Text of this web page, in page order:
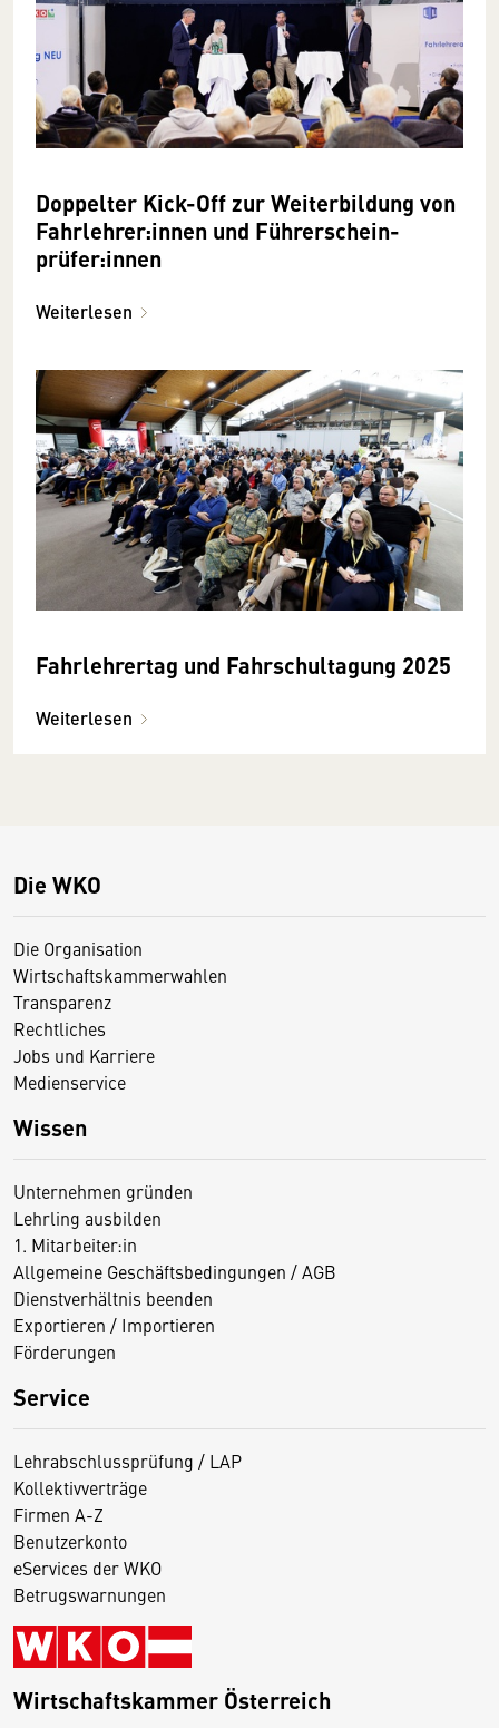
Doppelter Kick-Off zur Weiter­bildung von
Fahrlehrer­:innen und Führerschein­
prüfer:innen
Weiterlesen
Fahrlehrertag und Fahrschul­tagung 2025
Weiterlesen
Die WKO
Die Organisation
Wirtschaftskammerwahlen
Transparenz
Rechtliches
Jobs und Karriere
Medienservice
Wissen
Unternehmen gründen
Lehrling ausbilden
1. Mitarbeiter:in
Allgemeine Geschäftsbedingungen / AGB
Dienstverhältnis beenden
Exportieren / Importieren
Förderungen
Service
Lehrabschlussprüfung / LAP
Kollektivverträge
Firmen A-Z
Benutzerkonto
eServices der WKO
Betrugswarnungen
Wirtschaftskammer Österreich